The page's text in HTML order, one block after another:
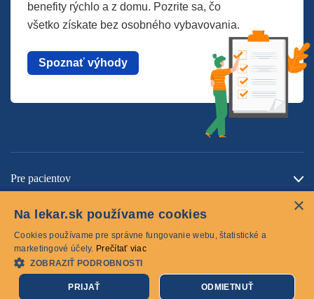
benefity rýchlo a z domu. Pozrite sa, čo
všetko získate bez osobného vybavovania.
Spoznať výhody
Pre pacientov
© 2026 lekar.sk Všetky práva vyhradené
Cookies
×
Na lekar.sk používame cookies
Cookies používame pre správne fungovanie webu, štatistické a
marketingové účely. Prečítať viac
ZOBRAZIŤ PODROBNOSTI
PRIJAŤ ODMIETNUŤ